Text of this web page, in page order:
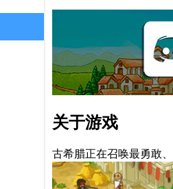
关于游戏
古希腊正在召唤最勇敢